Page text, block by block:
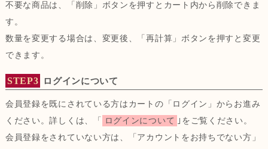
不要な商品は、「削除」ボタンを押すとカート内から削除できま
す。
数量を変更する場合は、変更後、「再計算」ボタンを押すと変更
できます。
STEP3 ログインについて
会員登録を既にされている方はカートの「ログイン」からお進み
ください。詳しくは、「
ログインについて
｣をご覧ください。
会員登録をされていない方は、「アカウントをお持ちでない方」